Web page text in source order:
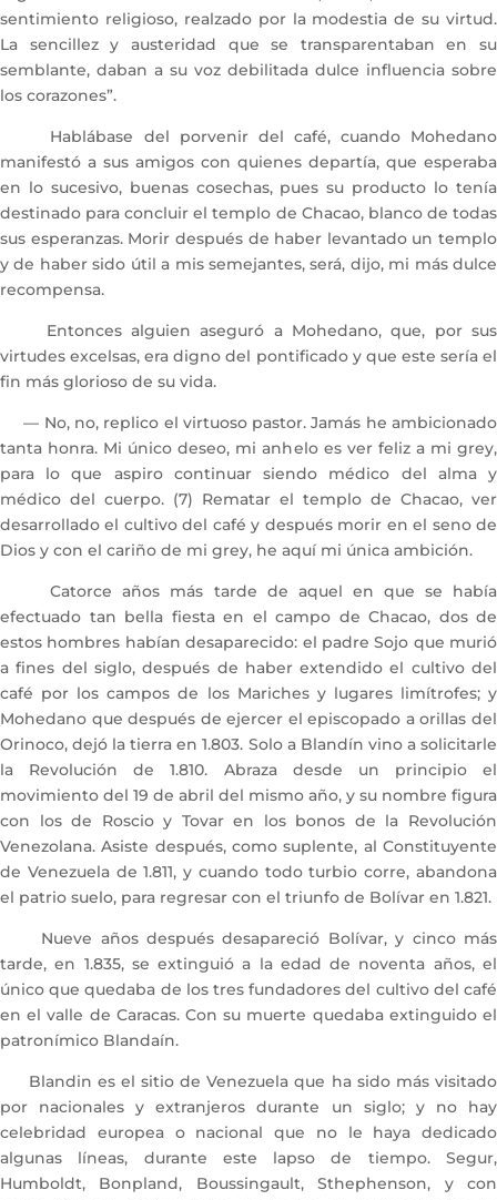
sentimiento religioso, realzado por la modestia de su virtud.
La sencillez y austeridad que se transparentaban en su
semblante, daban a su voz debilitada dulce influencia sobre
los corazones”.
Hablábase del porvenir del café, cuando Mohedano
manifestó a sus amigos con quienes departía, que esperaba
en lo sucesivo, buenas cosechas, pues su producto lo tenía
destinado para concluir el templo de Chacao, blanco de todas
sus esperanzas. Morir después de haber levantado un templo
y de haber sido útil a mis semejantes, será, dijo, mi más dulce
recompensa.
Entonces alguien aseguró a Mohedano, que, por sus
virtudes excelsas, era digno del pontificado y que este sería el
fin más glorioso de su vida.
— No, no, replico el virtuoso pastor. Jamás he ambicionado
tanta honra. Mi único deseo, mi anhelo es ver feliz a mi grey,
para lo que aspiro continuar siendo médico del alma y
médico del cuerpo. (7) Rematar el templo de Chacao, ver
desarrollado el cultivo del café y después morir en el seno de
Dios y con el cariño de mi grey, he aquí mi única ambición.
Catorce años más tarde de aquel en que se había
efectuado tan bella fiesta en el campo de Chacao, dos de
estos hombres habían desaparecido: el padre Sojo que murió
a fines del siglo, después de haber extendido el cultivo del
café por los campos de los Mariches y lugares limítrofes; y
Mohedano que después de ejercer el episcopado a orillas del
Orinoco, dejó la tierra en 1.803. Solo a Blandín vino a solicitarle
la Revolución de 1.810. Abraza desde un principio el
movimiento del 19 de abril del mismo año, y su nombre figura
con los de Roscio y Tovar en los bonos de la Revolución
Venezolana. Asiste después, como suplente, al Constituyente
de Venezuela de 1.811, y cuando todo turbio corre, abandona
el patrio suelo, para regresar con el triunfo de Bolívar en 1.821.
Nueve años después desapareció Bolívar, y cinco más
tarde, en 1.835, se extinguió a la edad de noventa años, el
único que quedaba de los tres fundadores del cultivo del café
en el valle de Caracas. Con su muerte quedaba extinguido el
patronímico Blandaín.
Blandin es el sitio de Venezuela que ha sido más visitado
por nacionales y extranjeros durante un siglo; y no hay
celebridad europea o nacional que no le haya dedicado
algunas líneas, durante este lapso de tiempo. Segur,
Humboldt, Bonpland, Boussingault, Sthephenson, y con